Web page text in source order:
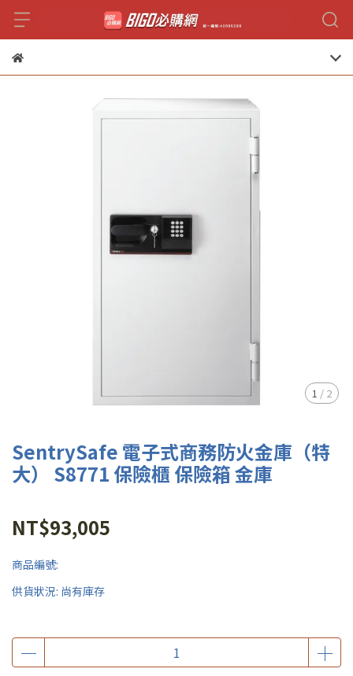
1 / 2
SentrySafe 電子式商務防火金庫（特
大） S8771 保險櫃 保險箱 金庫
NT$93,005
商品編號:
供貨狀況: 尚有庫存